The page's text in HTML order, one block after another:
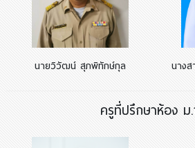
นายวิวัฒน์ สุภพิทักษ์กุล นาง
ครูที่ปรึกษาห้อง ม